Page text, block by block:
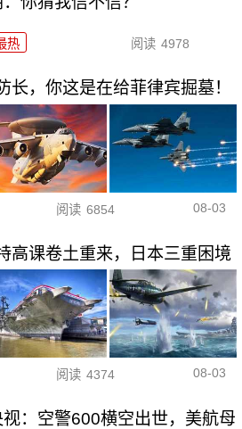
热 阅读 4978
长，你这是在给菲律宾掘墓！
阅读 6854 08-03
高课卷土重来，日本三重困境
阅读 4374 08-03
视：空警600横空出世，美航母